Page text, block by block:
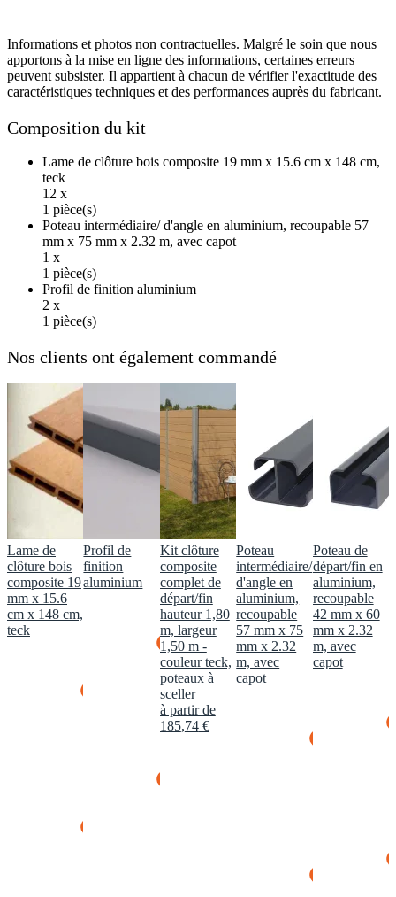
Informations et photos non contractuelles. Malgré le soin que nous
apportons à la mise en ligne des informations, certaines erreurs
peuvent subsister. Il appartient à chacun de vérifier l'exactitude des
caractéristiques techniques et des performances auprès du fabricant.
Composition du kit
Lame de clôture bois composite 19 mm x 15.6 cm x 148 cm,
teck
12 x
1 pièce(s)
Poteau intermédiaire/ d'angle en aluminium, recoupable 57
mm x 75 mm x 2.32 m, avec capot
1 x
1 pièce(s)
Profil de finition aluminium
2 x
1 pièce(s)
Nos clients ont également commandé
Lame de
clôture bois
composite 19
mm x 15.6
cm x 148 cm,
teck
Profil de
finition
aluminium
Kit clôture
composite
complet de
départ/fin
hauteur 1,80
m, largeur
1,50 m -
couleur teck,
poteaux à
sceller
à partir de
185,74 €
Poteau
intermédiaire/
d'angle en
aluminium,
recoupable
57 mm x 75
mm x 2.32
m, avec
capot
Poteau de
départ/fin en
aluminium,
recoupable
42 mm x 60
mm x 2.32
m, avec
capot